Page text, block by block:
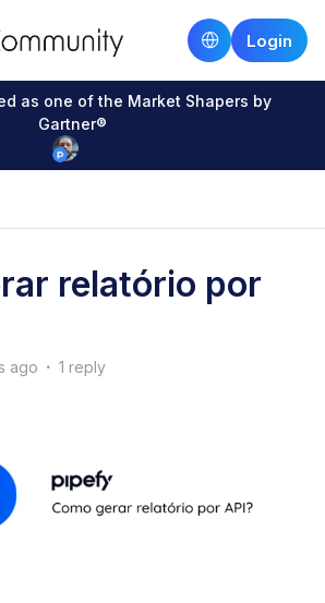
Login
as one of the Market Shapers by
Gartner®
relatório por
ago 1 reply